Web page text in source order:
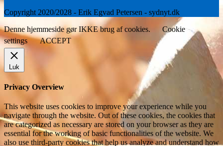
Copyright 2020/2028 - Erik Egvad Petersen - sydnyt.dk
Denne hjemmeside gør IKKE brug af cookies.
Cookie
settings
ACCEPT
Luk
Privacy Overview
This website uses cookies to improve your experience while you
navigate through the website. Out of these cookies, the cookies that
are categorized as necessary are stored on your browser as they are
essential for the working of basic functionalities of the website. We
also use third-party cookies that help us analyze and understand how